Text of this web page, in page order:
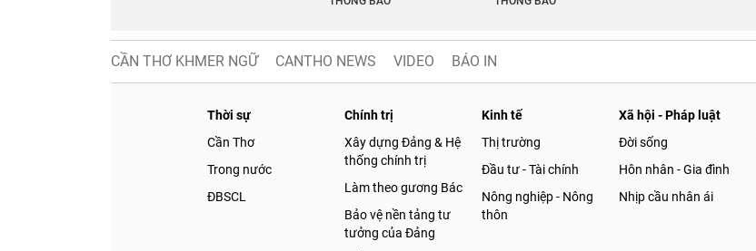
CẦN THƠ KHMER NGỮ CANTHO NEWS VIDEO BÁO IN
Thời sự
Cần Thơ
Trong nước
ĐBSCL
Chính trị
Xây dựng Đảng & Hệ
thống chính trị
Làm theo gương Bác
Bảo vệ nền tảng tư
tưởng của Đảng
Kinh tế
Thị trường
Đầu tư - Tài chính
Nông nghiệp - Nông
thôn
Xã hội - Pháp luật
Đời sống
Hôn nhân - Gia đình
Nhịp cầu nhân ái